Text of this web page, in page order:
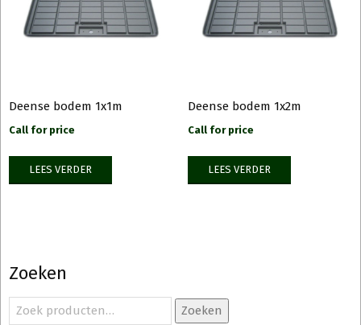
Deense bodem 1x1m
Call for price
LEES VERDER
Deense bodem 1x2m
Call for price
LEES VERDER
Zoeken
Zoeken
Zoeken